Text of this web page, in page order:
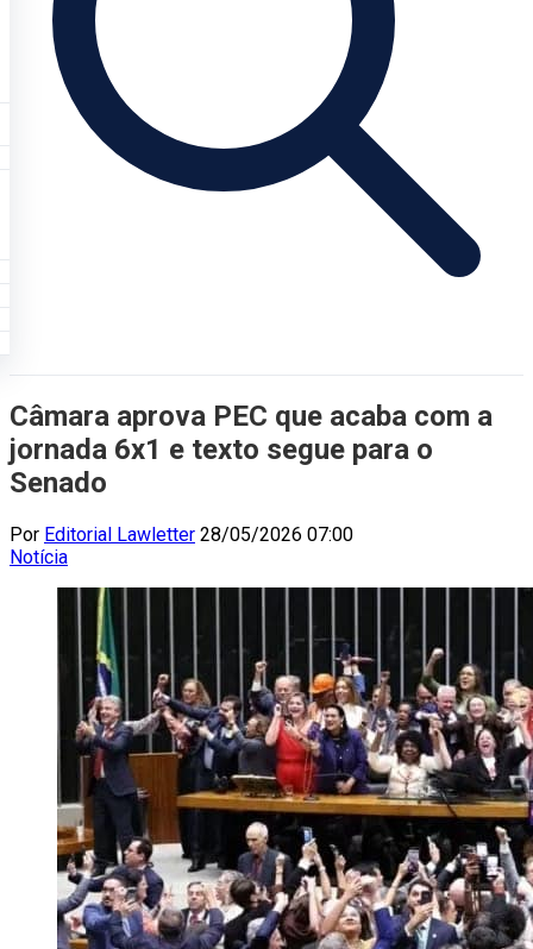
Câmara aprova PEC que acaba com a
jornada 6x1 e texto segue para o
Senado
Por Editorial Lawletter 28/05/2026 07:00
Notícia